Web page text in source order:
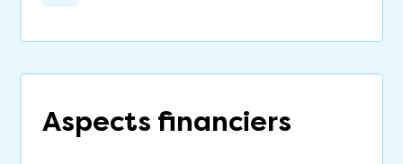
Aspects financiers